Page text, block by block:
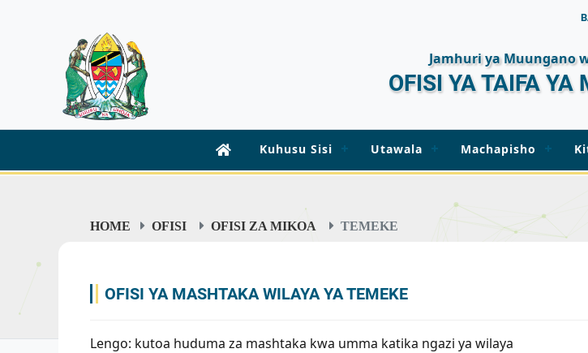
Jamhuri ya Muungano
OFISI YA TAIFA YA
Kuhusu Sisi Utawala Machapisho
HOME OFISI OFISI ZA MIKOA TEMEKE
OFISI YA MASHTAKA WILAYA YA TEMEKE
Lengo: kutoa huduma za mashtaka kwa umma katika ngazi ya wilaya